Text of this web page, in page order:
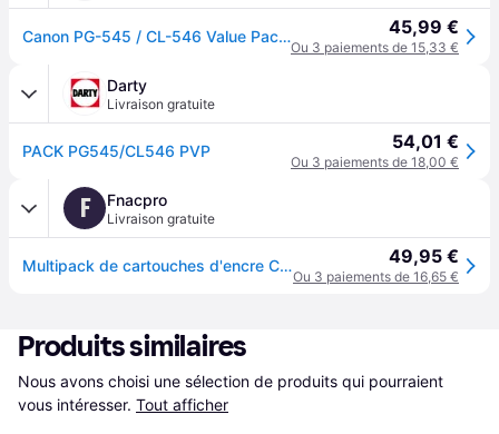
Canon PG-545 / CL-546 Value Pack - Brillant - pack de 2 - noir, couleur (cyan, magenta, jaune) - original - 100 x 150 mm 50 feuille(s) boîte de suspension - jeu de papier / cartouche d'encre - pour PIXMA MG2551, MG2556, TR4650, TR4651, TS3350... 45,99 €
Ou 3 paiements de 15,33 €
Darty
Livraison gratuite
PACK PG545/CL546 PVP 54,01 €
Ou 3 paiements de 18,00 €
F Fnacpro
Livraison gratuite
Multipack de cartouches d'encre Canon PG545 CL546 PVP Noir et couleur 49,95 €
Ou 3 paiements de 16,65 €
Produits similaires
Nous avons choisi une sélection de produits qui pourraient
vous intéresser. Tout afficher